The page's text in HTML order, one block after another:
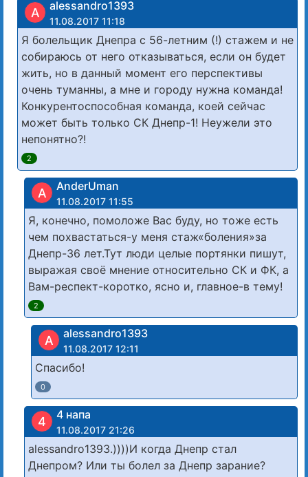
A alessandro1393
11.08.2017 11:18
Я болельщик Днепра с 56-летним (!) стажем и не
собираюсь от него отказываться, если он будет
жить, но в данный момент его перспективы
очень туманны, а мне и городу нужна команда!
Конкурентоспособная команда, коей сейчас
может быть только СК Днепр-1! Неужели это
непонятно?!
2
A AnderUman
11.08.2017 11:55
Я, конечно, помоложе Вас буду, но тоже есть
чем похвастаться-у меня стаж«боления»за
Днепр-36 лет.Тут люди целые портянки пишут,
выражая своё мнение относительно СК и ФК, а
Вам-респект-коротко, ясно и, главное-в тему!
2
A alessandro1393
11.08.2017 12:11
Спасибо!
0
4 4 напа
11.08.2017 21:26
alessandro1393.))))И когда Днепр стал
Днепром? Или ты болел за Днепр зарание?